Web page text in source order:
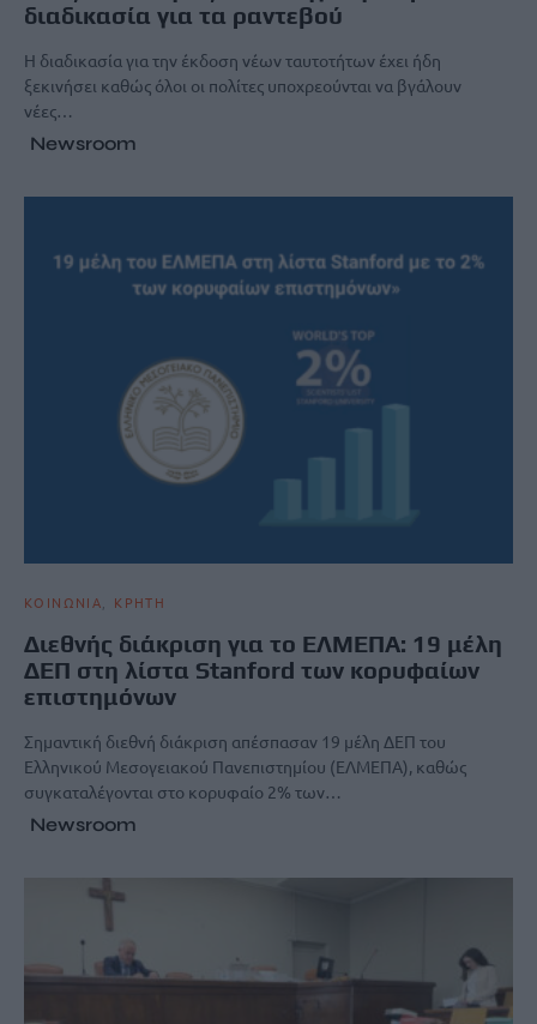
διαδικασία για τα ραντεβού
Η διαδικασία για την έκδοση νέων ταυτοτήτων έχει ήδη
ξεκινήσει καθώς όλοι οι πολίτες υποχρεούνται να βγάλουν
νέες…
Newsroom
ΚΟΙΝΩΝΙΑ ΚΡΗΤΗ
Διεθνής διάκριση για το ΕΛΜΕΠΑ: 19 μέλη
ΔΕΠ στη λίστα Stanford των κορυφαίων
επιστημόνων
Σημαντική διεθνή διάκριση απέσπασαν 19 μέλη ΔΕΠ του
Ελληνικού Μεσογειακού Πανεπιστημίου (ΕΛΜΕΠΑ), καθώς
συγκαταλέγονται στο κορυφαίο 2% των…
Newsroom